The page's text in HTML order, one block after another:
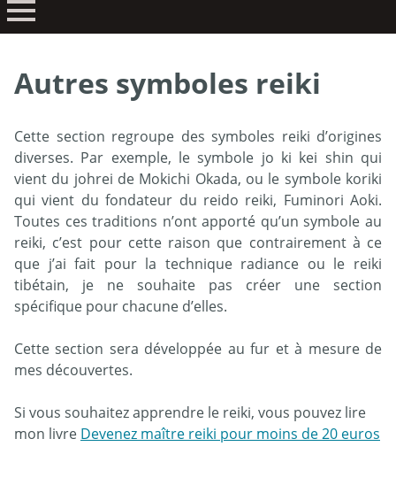
Autres symboles reiki
Cette section regroupe des symboles reiki d’origines
diverses. Par exemple, le symbole jo ki kei shin qui
vient du johrei de Mokichi Okada, ou le symbole koriki
qui vient du fondateur du reido reiki, Fuminori Aoki.
Toutes ces traditions n’ont apporté qu’un symbole au
reiki, c’est pour cette raison que contrairement à ce
que j’ai fait pour la technique radiance ou le reiki
tibétain, je ne souhaite pas créer une section
spécifique pour chacune d’elles.
Cette section sera développée au fur et à mesure de
mes découvertes.
Si vous souhaitez apprendre le reiki, vous pouvez lire
mon livre Devenez maître reiki pour moins de 20 euros